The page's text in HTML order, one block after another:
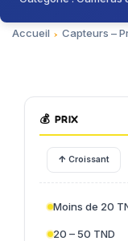
Accueil Capteurs –
💰 PRIX
↑ Croissant
Moins de 20
20 – 50 TND